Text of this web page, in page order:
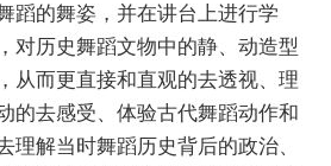
蹈的舞姿，并在讲台上进行学
对历史舞蹈文物中的静、动造型
从而更直接和直观的去透视、理
的去感受、体验古代舞蹈动作和
理解当时舞蹈历史背后的政治、